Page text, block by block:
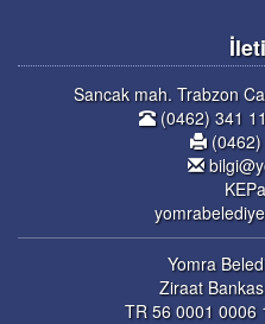
Sancak mah. Trabzon
(0462) 341
(0462)
Yomra
Ziraat
TR 56 0001 0006